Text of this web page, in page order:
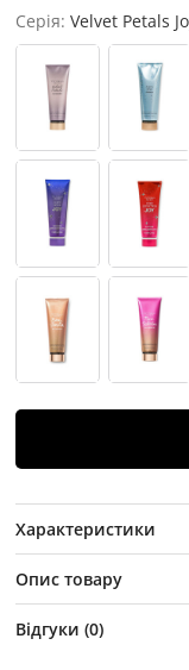
Серія: Velvet Petals
Характеристики
Опис товару
Відгуки (0)